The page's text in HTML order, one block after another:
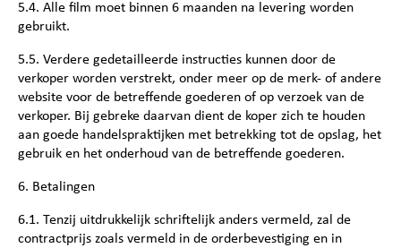
5.4. Alle film moet binnen 6 maanden na levering worden
gebruikt.
5.5. Verdere gedetailleerde instructies kunnen door de
verkoper worden verstrekt, onder meer op de merk- of andere
website voor de betreffende goederen of op verzoek van de
verkoper. Bij gebreke daarvan dient de koper zich te houden
aan goede handelspraktijken met betrekking tot de opslag, het
gebruik en het onderhoud van de betreffende goederen.
6. Betalingen
6.1. Tenzij uitdrukkelijk schriftelijk anders vermeld, zal de
contractprijs zoals vermeld in de orderbevestiging en in